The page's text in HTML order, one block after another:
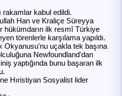
rakamlar kabul edildi.
Han ve Kraliçe Süreyya
hükümdarın ilk resmî Türkiye
törenlerle karşılama yapıldı.
Okyanusu'nu uçakla tek başına
Newfoundland'dan
yaptığında bunu başaran ilk
Hıristiyan Sosyalist lider